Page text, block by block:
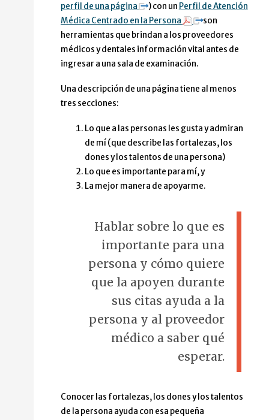
perfil de una página
) con un Perfil de Atención
Médica Centrado en la Persona
son
herramientas que brindan a los proveedores
médicos y dentales información vital antes de
ingresar a una sala de examinación.
Una descripción de una página tiene al menos
tres secciones:
Lo que a las personas les gusta y admiran
de mí (que describe las fortalezas, los
dones y los talentos de una persona)
Lo que es importante para mí, y
La mejor manera de apoyarme.
Hablar sobre lo que es
importante para una
persona y cómo quiere
que la apoyen durante
sus citas ayuda a la
persona y al proveedor
médico a saber qué
esperar.
Conocer las fortalezas, los dones y los talentos
de la persona ayuda con esa pequeña